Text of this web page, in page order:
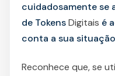
cuidadosamente se
de TokensDigitais é
conta a sua
Reconhece que, se